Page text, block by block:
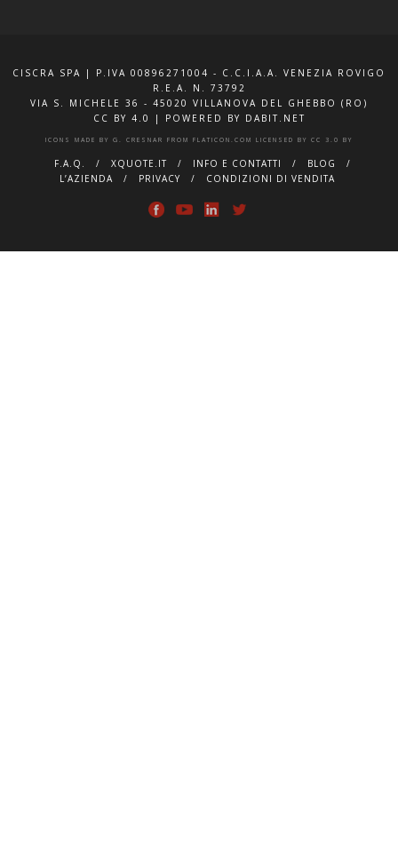
CISCRA SPA | P.IVA 00896271004 - C.C.I.A.A. VENEZIA ROVIGO
R.E.A. N. 73792
VIA S. MICHELE 36 - 45020 VILLANOVA DEL GHEBBO (RO)
CC BY 4.0
| POWERED BY DABIT.NET
ICONS MADE BY G. CRESNAR FROM FLATICON.COM LICENSED BY CC 3.0 BY
F.A.Q. XQUOTE.IT INFO E CONTATTI
BLOG
L’AZIENDA
PRIVACY CONDIZIONI DI VENDITA